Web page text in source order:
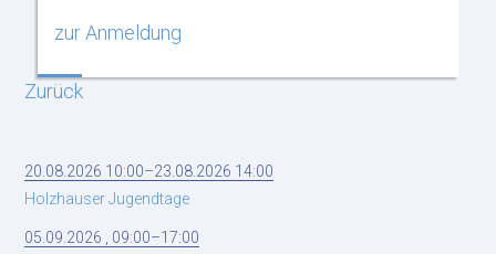
zur Anmeldung
Zurück
20.08.2026 10:00–23.08.2026 14:00
Holzhauser Jugendtage
05.09.2026 , 09:00–17:00